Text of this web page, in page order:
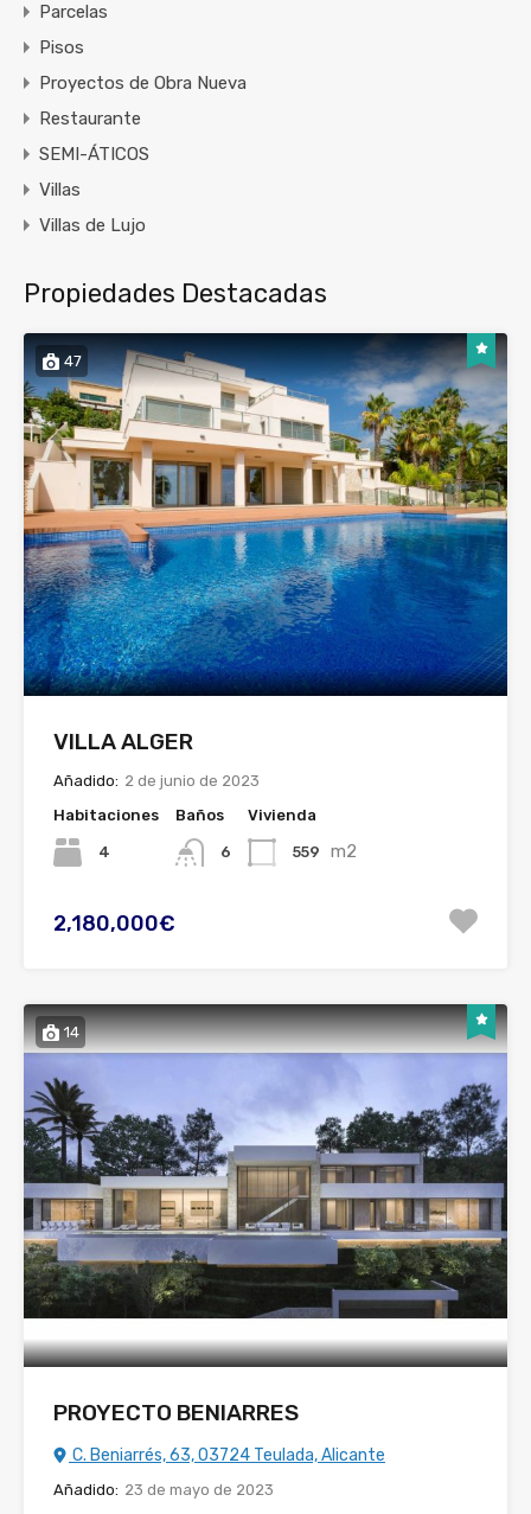
Parcelas
Pisos
Proyectos de Obra Nueva
Restaurante
SEMI-ÁTICOS
Villas
Villas de Lujo
Propiedades Destacadas
47
VILLA ALGER
Añadido: 2 de junio de 2023
Habitaciones
4
Baños
6
Vivienda
559 m2
2,180,000€
14
PROYECTO BENIARRES
C. Beniarrés, 63, 03724 Teulada, Alicante
Añadido: 23 de mayo de 2023